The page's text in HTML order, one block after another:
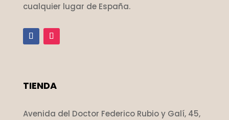
cualquier lugar de España.
TIENDA
Avenida del Doctor Federico Rubio y Galí, 45,